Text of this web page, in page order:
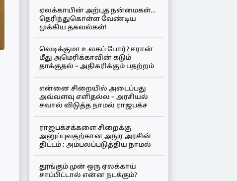
ஏலக்காயின் அற்புத நன்மைகள்…
தெரிந்துகொள்ள வேண்டிய
முக்கிய தகவல்கள்!
வெடிக்குமா உலகப் போர்? ஈரான்
மீது அமெரிக்காவின் கடும்
தாக்குதல் – அதிகரிக்கும் பதற்றம்
என்னை சிறையில் அடைப்பது
அவ்வளவு எளிதல்ல – அரசியல்
சவால் விடுத்த நாமல் ராஜபக்ச
ராஜபக்சக்களை சிறைக்கு
அனுப்புவதற்கான அநுர அரசின்
திட்டம் : அம்பலப்படுத்திய நாமல்
தூங்கும் முன் ஒரு ஏலக்காய்
சாப்பிட்டால் என்ன நடக்கும்?